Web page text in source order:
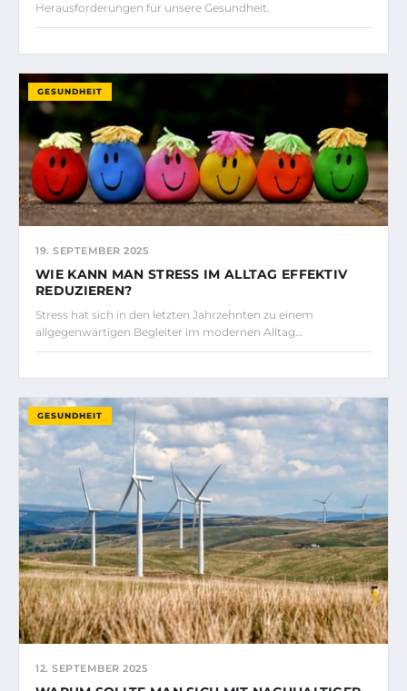
Herausforderungen für unsere Gesundheit.
GESUNDHEIT
19. SEPTEMBER 2025
WIE KANN MAN STRESS IM ALLTAG EFFEKTIV
REDUZIEREN?
Stress hat sich in den letzten Jahrzehnten zu einem
allgegenwärtigen Begleiter im modernen Alltag…
GESUNDHEIT
12. SEPTEMBER 2025